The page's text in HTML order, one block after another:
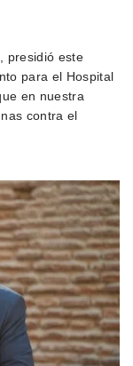
presidió este
para el Hospital
en nuestra
contra el